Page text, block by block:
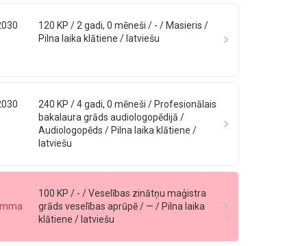
120 KP / 2 gadi, 0 mēneši / - / Masieris /
Pilna laika klātiene / latviešu
240 KP / 4 gadi, 0 mēneši / Profesionālais
bakalaura grāds audiologopēdijā /
Audiologopēds / Pilna laika klātiene /
latviešu
100 KP / - / Veselības zinātņu maģistra
grāds veselības aprūpē / — / Pilna laika
klātiene / latviešu